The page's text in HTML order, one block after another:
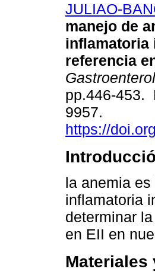
JULIAO-
manejo de
inflamatoria
referencia
pp.446-453.
9957.
https://
la anemia
inflamatoria
determinar
en EII en
Materiales